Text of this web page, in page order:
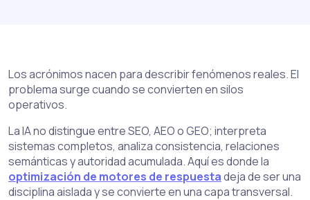
Los acrónimos nacen para describir fenómenos reales. El
problema surge cuando se convierten en silos
operativos.
La IA no distingue entre SEO, AEO o GEO; interpreta
sistemas completos, analiza consistencia, relaciones
semánticas y autoridad acumulada. Aquí es donde la
optimización de motores de respuestadeja de ser una
disciplina aislada y se convierte en una capa transversal.